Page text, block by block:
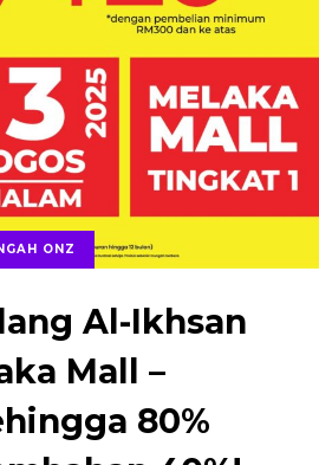
ONZ
Al-Ikhsan
Mall –
80%